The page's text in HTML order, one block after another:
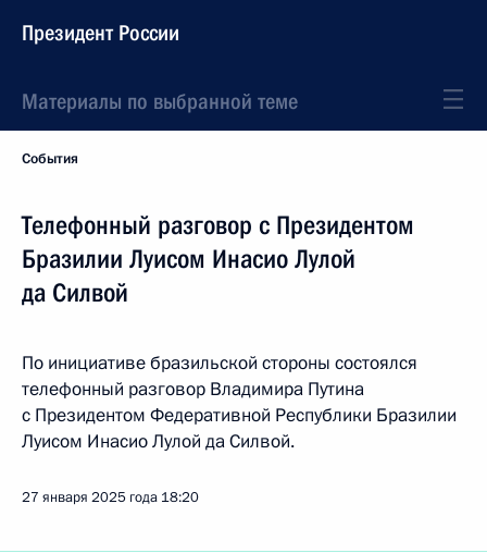
Президент России
Материалы по выбранной теме
События
Телефонный разговор с Президентом
Бразилии Луисом Инасио Лулой
да Силвой
По инициативе бразильской стороны состоялся
телефонный разговор Владимира Путина
с Президентом Федеративной Республики Бразилии
Луисом Инасио Лулой да Силвой.
27 января 2025 года 18:20